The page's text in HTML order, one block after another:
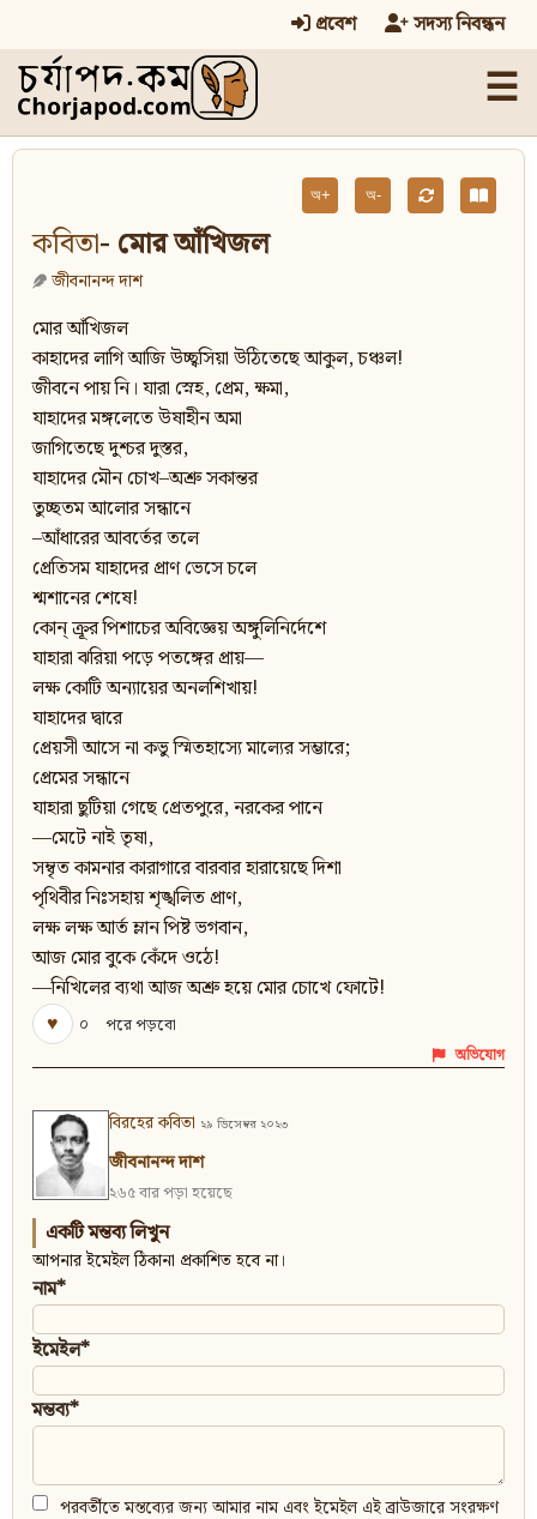
প্রবেশ সদস্য নিবন্ধন
☰
অ+ অ-
কবিতা- মোর আঁখিজল
জীবনানন্দ দাশ
মোর আঁখিজল
কাহাদের লাগি আজি উচ্ছ্বসিয়া উঠিতেছে আকুল, চঞ্চল!
জীবনে পায় নি। যারা স্নেহ, প্ৰেম, ক্ষমা,
যাহাদের মঙ্গলেতে উষাহীন অমা
জাগিতেছে দুশ্চর দুস্তর,
যাহাদের মৌন চোখ–অশ্রু সকান্তর
তুচ্ছতম আলোর সন্ধানে
–আঁধারের আবর্তের তলে
প্রেতিসম যাহাদের প্রাণ ভেসে চলে
শ্মশানের শেষে!
কোন্‌ ক্রূর পিশাচের অবিজ্ঞেয় অঙ্গুলিনির্দেশে
যাহারা ঝরিয়া পড়ে পতঙ্গের প্রায়—
লক্ষ কোটি অন্যায়ের অনলশিখায়!
যাহাদের দ্বারে
প্ৰেয়সী আসে না কভু স্মিতহাস্যে মাল্যের সম্ভারে;
প্রেমের সন্ধানে
যাহারা ছুটিয়া গেছে প্ৰেতপুরে, নরকের পানে
—মেটে নাই তৃষা,
সম্বৃত কামনার কারাগারে বারবার হারায়েছে দিশা
পৃথিবীর নিঃসহায় শৃঙ্খলিত প্ৰাণ,
লক্ষ লক্ষ আর্ত ম্লান পিষ্ট ভগবান,
আজ মোর বুকে কেঁদে ওঠে!
—নিখিলের ব্যথা আজ অশ্রু হয়ে মোর চোখে ফোটে!
♥
০ পরে পড়বো
অভিযোগ
বিরহের কবিতা ২৯ ডিসেম্বর ২০২৩
জীবনানন্দ দাশ
২৬৫ বার পড়া হয়েছে
একটি মন্তব্য লিখুন
আপনার ইমেইল ঠিকানা প্রকাশিত হবে না।
নাম*
ইমেইল*
মন্তব্য*
পরবর্তীতে মন্তব্যের জন্য আমার নাম এবং ইমেইল এই ব্রাউজারে সংরক্ষণ